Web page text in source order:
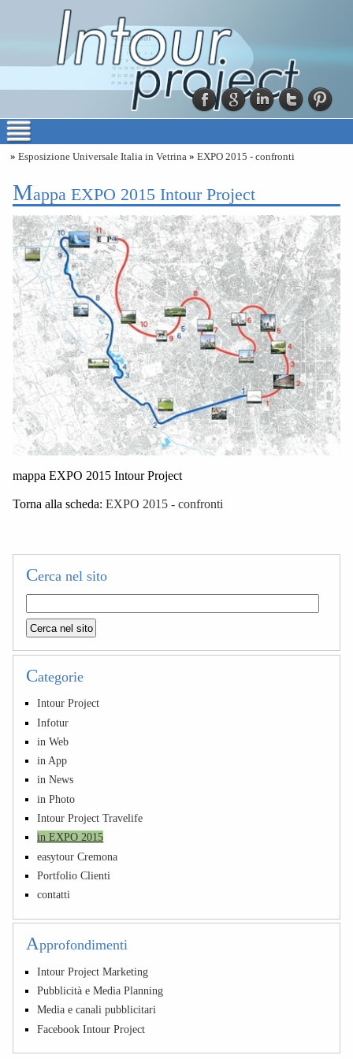
» Esposizione Universale Italia in Vetrina » EXPO 2015 - confronti
mappa EXPO 2015 Intour Project
mappa EXPO 2015 Intour Project
Torna alla scheda: EXPO 2015 - confronti
Cerca nel sito
Categorie
Intour Project
Infotur
in Web
in App
in News
in Photo
Intour Project Travelife
in EXPO 2015
easytour Cremona
Portfolio Clienti
contatti
Approfondimenti
Intour Project Marketing
Pubblicità e Media Planning
Media e canali pubblicitari
Facebook Intour Project